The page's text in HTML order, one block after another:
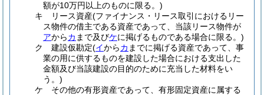
額が10万円以上のものに限る。)
キ
リース資産(ファイナンス・リース取引におけるリー
ス物件の借主である資産であって、当該リース物件が
アからカ まで及びケに掲げるものである場合に限る。)
ク
建設仮勘定(イからカ までに掲げる資産であって、事
業の用に供するものを建設した場合における支出した
金額及び当該建設の目的のために充当した材料をい
う。)
ケ
その他の有形資産であって、有形固定資産に属する